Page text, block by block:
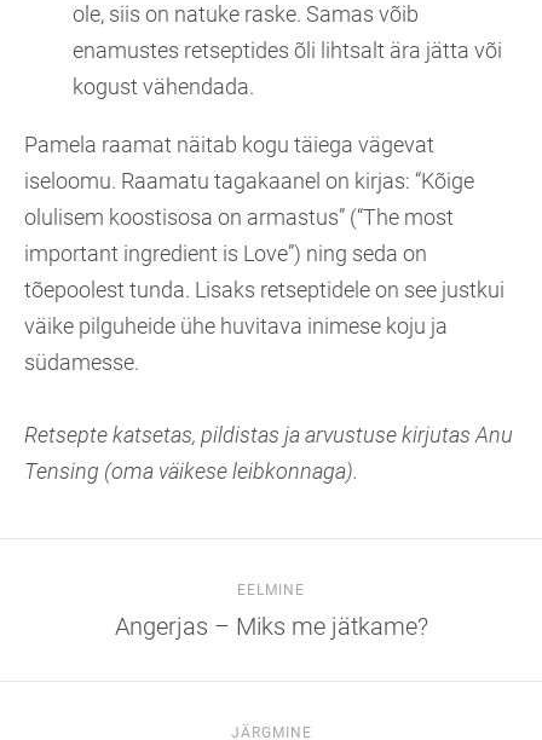
ole, siis on natuke raske. Samas võib
enamustes retseptides õli lihtsalt ära jätta või
kogust vähendada.
Pamela raamat näitab kogu täiega vägevat
iseloomu. Raamatu tagakaanel on kirjas: “Kõige
olulisem koostisosa on armastus” (“The most
important ingredient is Love”) ning seda on
tõepoolest tunda. Lisaks retseptidele on see justkui
väike pilguheide ühe huvitava inimese koju ja
südamesse.
Retsepte katsetas, pildistas ja arvustuse kirjutas Anu
Tensing (oma väikese leibkonnaga).
EELMINE
Angerjas – Miks me jätkame?
JÄRGMINE